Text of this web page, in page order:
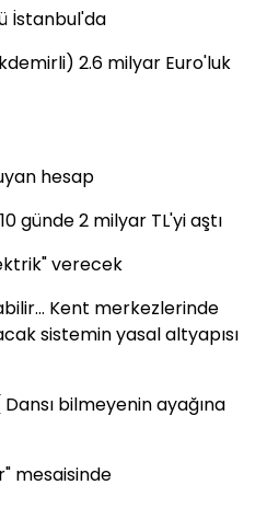
İstanbul'da
2.6 milyar Euro'luk
hesap
günde 2 milyar TL'yi aştı
verecek
Kent merkezlerinde
sistemin yasal altyapısı
Dansı bilmeyenin ayağına
mesaisinde